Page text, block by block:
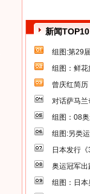
新闻TOP10
组图:第29
组图：鲜花
曾庆红简历
对话萨马兰
组图：08
组图:另类
日本发行
奥运冠军
组图：日本